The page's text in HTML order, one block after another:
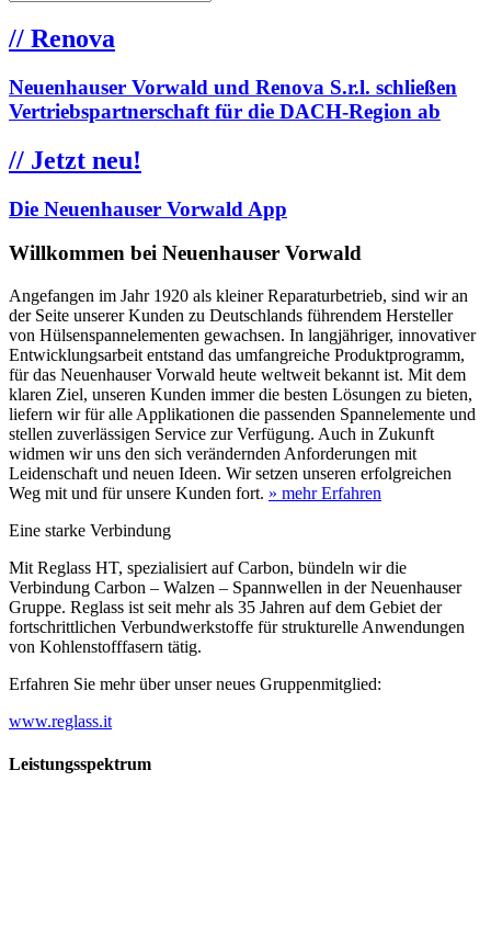
// Renova
Neuenhauser Vorwald und Renova S.r.l. schließen
Vertriebspartnerschaft für die DACH-Region ab
// Jetzt neu!
Die Neuenhauser Vorwald App
Willkommen bei Neuenhauser Vorwald
Angefangen im Jahr 1920 als kleiner Reparaturbetrieb, sind wir an
der Seite unserer Kunden zu Deutschlands führendem Hersteller
von Hülsenspannelementen gewachsen. In langjähriger, innovativer
Entwicklungsarbeit entstand das umfangreiche Produktprogramm,
für das Neuenhauser Vorwald heute weltweit bekannt ist. Mit dem
klaren Ziel, unseren Kunden immer die besten Lösungen zu bieten,
liefern wir für alle Applikationen die passenden Spannelemente und
stellen zuverlässigen Service zur Verfügung. Auch in Zukunft
widmen wir uns den sich verändernden Anforderungen mit
Leidenschaft und neuen Ideen. Wir setzen unseren erfolgreichen
Weg mit und für unsere Kunden fort. » mehr Erfahren
Eine starke Verbindung
Mit Reglass HT, spezialisiert auf Carbon, bündeln wir die
Verbindung Carbon – Walzen – Spannwellen in der Neuenhauser
Gruppe. Reglass ist seit mehr als 35 Jahren auf dem Gebiet der
fortschrittlichen Verbundwerkstoffe für strukturelle Anwendungen
von Kohlenstofffasern tätig.
Erfahren Sie mehr über unser neues Gruppenmitglied:
www.reglass.it
Leistungsspektrum